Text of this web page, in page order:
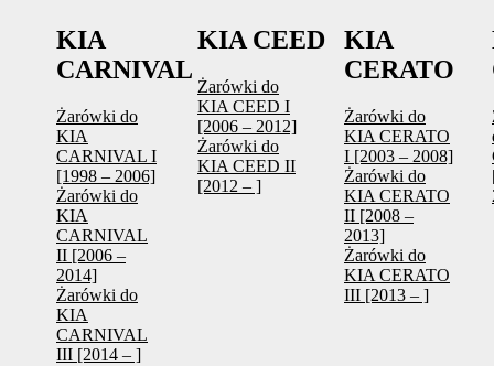
KIA
CARNIVAL
Żarówki do
KIA
CARNIVAL I
[1998 – 2006]
Żarówki do
KIA
CARNIVAL
II [2006 –
2014]
Żarówki do
KIA
CARNIVAL
III [2014 – ]
KIA CEED
Żarówki do
KIA CEED I
[2006 – 2012]
Żarówki do
KIA CEED II
[2012 – ]
KIA
CERATO
Żarówki do
KIA CERATO
I [2003 – 2008]
Żarówki do
KIA CERATO
II [2008 –
2013]
Żarówki do
KIA CERATO
III [2013 – ]